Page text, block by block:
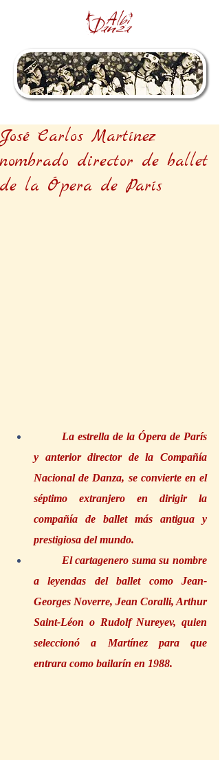
José Carlos Martínez
nombrado director de ballet
de la Ópera de París
La estrella de la Ópera de París
y anterior director de la Compañía
Nacional de Danza, se convierte en el
séptimo extranjero en dirigir la
compañía de ballet más antigua y
prestigiosa del mundo.
El cartagenero suma su nombre
a leyendas del ballet como Jean-
Georges Noverre, Jean Coralli, Arthur
Saint-Léon o Rudolf Nureyev, quien
seleccionó a Martínez para que
entrara como bailarín en 1988.